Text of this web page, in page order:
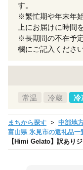
す。
※繁忙期や年末年
上にお届けに時間
※長期間の不在予
欄にご記入ください
常温 冷蔵 冷
まちから探す 中部地
富山県 氷見市の返礼品一
【Himi Gelato】訳あり